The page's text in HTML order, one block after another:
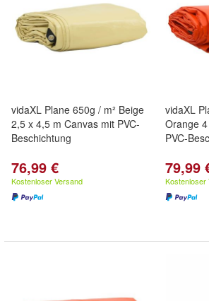
vidaXL Plane 650g / m² Beige
2,5 x 4,5 m Canvas mit PVC-
Beschichtung
76,99 €
Kostenloser Versand
vidaXL
Orange
PVC-
79,99
Kostenloser